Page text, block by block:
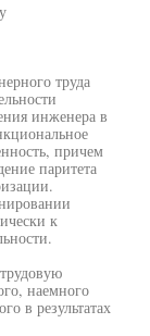
труда
инженера в
причем
паритета
к
наемного
в результатах